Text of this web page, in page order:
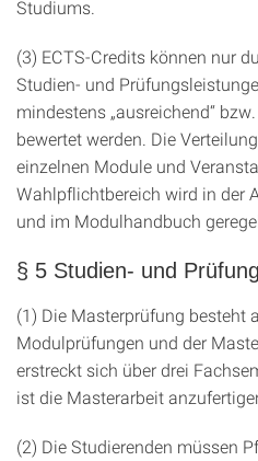
Studiums.
(3) ECTS-Credits können nur
Studien- und
mindestens „ausreichend“
bewertet werden. Die
einzelnen Module und
Wahlpflichtbereich wird in der
und im Modulhandbuch
§ 5 Studien- und
(1) Die Masterprüfung besteht
Modulprüfungen und der
erstreckt sich über drei
ist die Masterarbeit
(2) Die Studierenden müssen